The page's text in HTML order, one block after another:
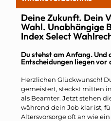
Deine Zukunft. Dein
Wahl. Unabhängige
Index Select
Du stehst am Anfang. Und
Entscheidungen liegen vor
Herzlichen Glückwunsch!
gemeistert, steckst mitten
als Beamter. Jetzt stehen
während dein Job klar ist,
Altersvorsorge oft an wie